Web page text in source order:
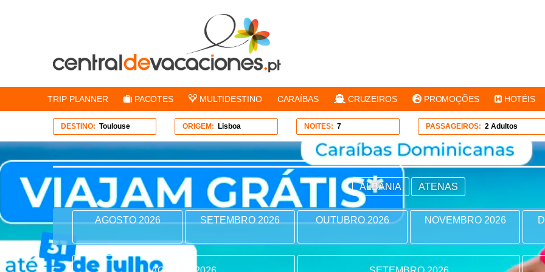
TRIP PLANNER PACOTES MULTIDESTINO CARAÍBAS CRUZEIROS PROMOÇÕES HOTÉIS
DESTINO: Toulouse ORIGEM: Lisboa NOITES: 7 PASSAGEIROS: 2 Adultos
ALBÂNIA ATENAS
AGOSTO 2026 SETEMBRO 2026 OUTUBRO 2026 NOVEMBRO 2026